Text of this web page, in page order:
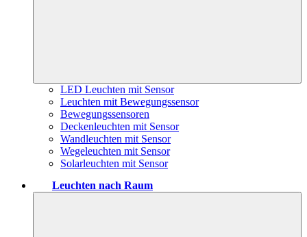
LED Leuchten mit Sensor
Leuchten mit Bewegungssensor
Bewegungssensoren
Deckenleuchten mit Sensor
Wandleuchten mit Sensor
Wegeleuchten mit Sensor
Solarleuchten mit Sensor
Leuchten nach Raum